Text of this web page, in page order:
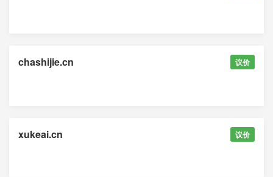
chashijie.cn 议价
xukeai.cn 议价